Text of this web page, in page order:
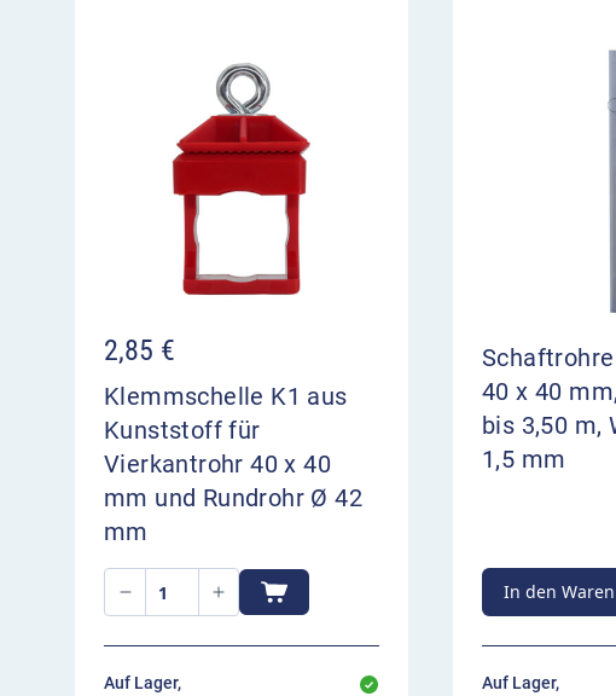
2,85 €
Klemmschelle K1 aus
Kunststoff für
Vierkantrohr 40 x 40
mm und Rundrohr Ø 42
mm
Auf Lager,
40 x 40
bis 3,50 m,
1,5 mm
In den
Auf Lager,